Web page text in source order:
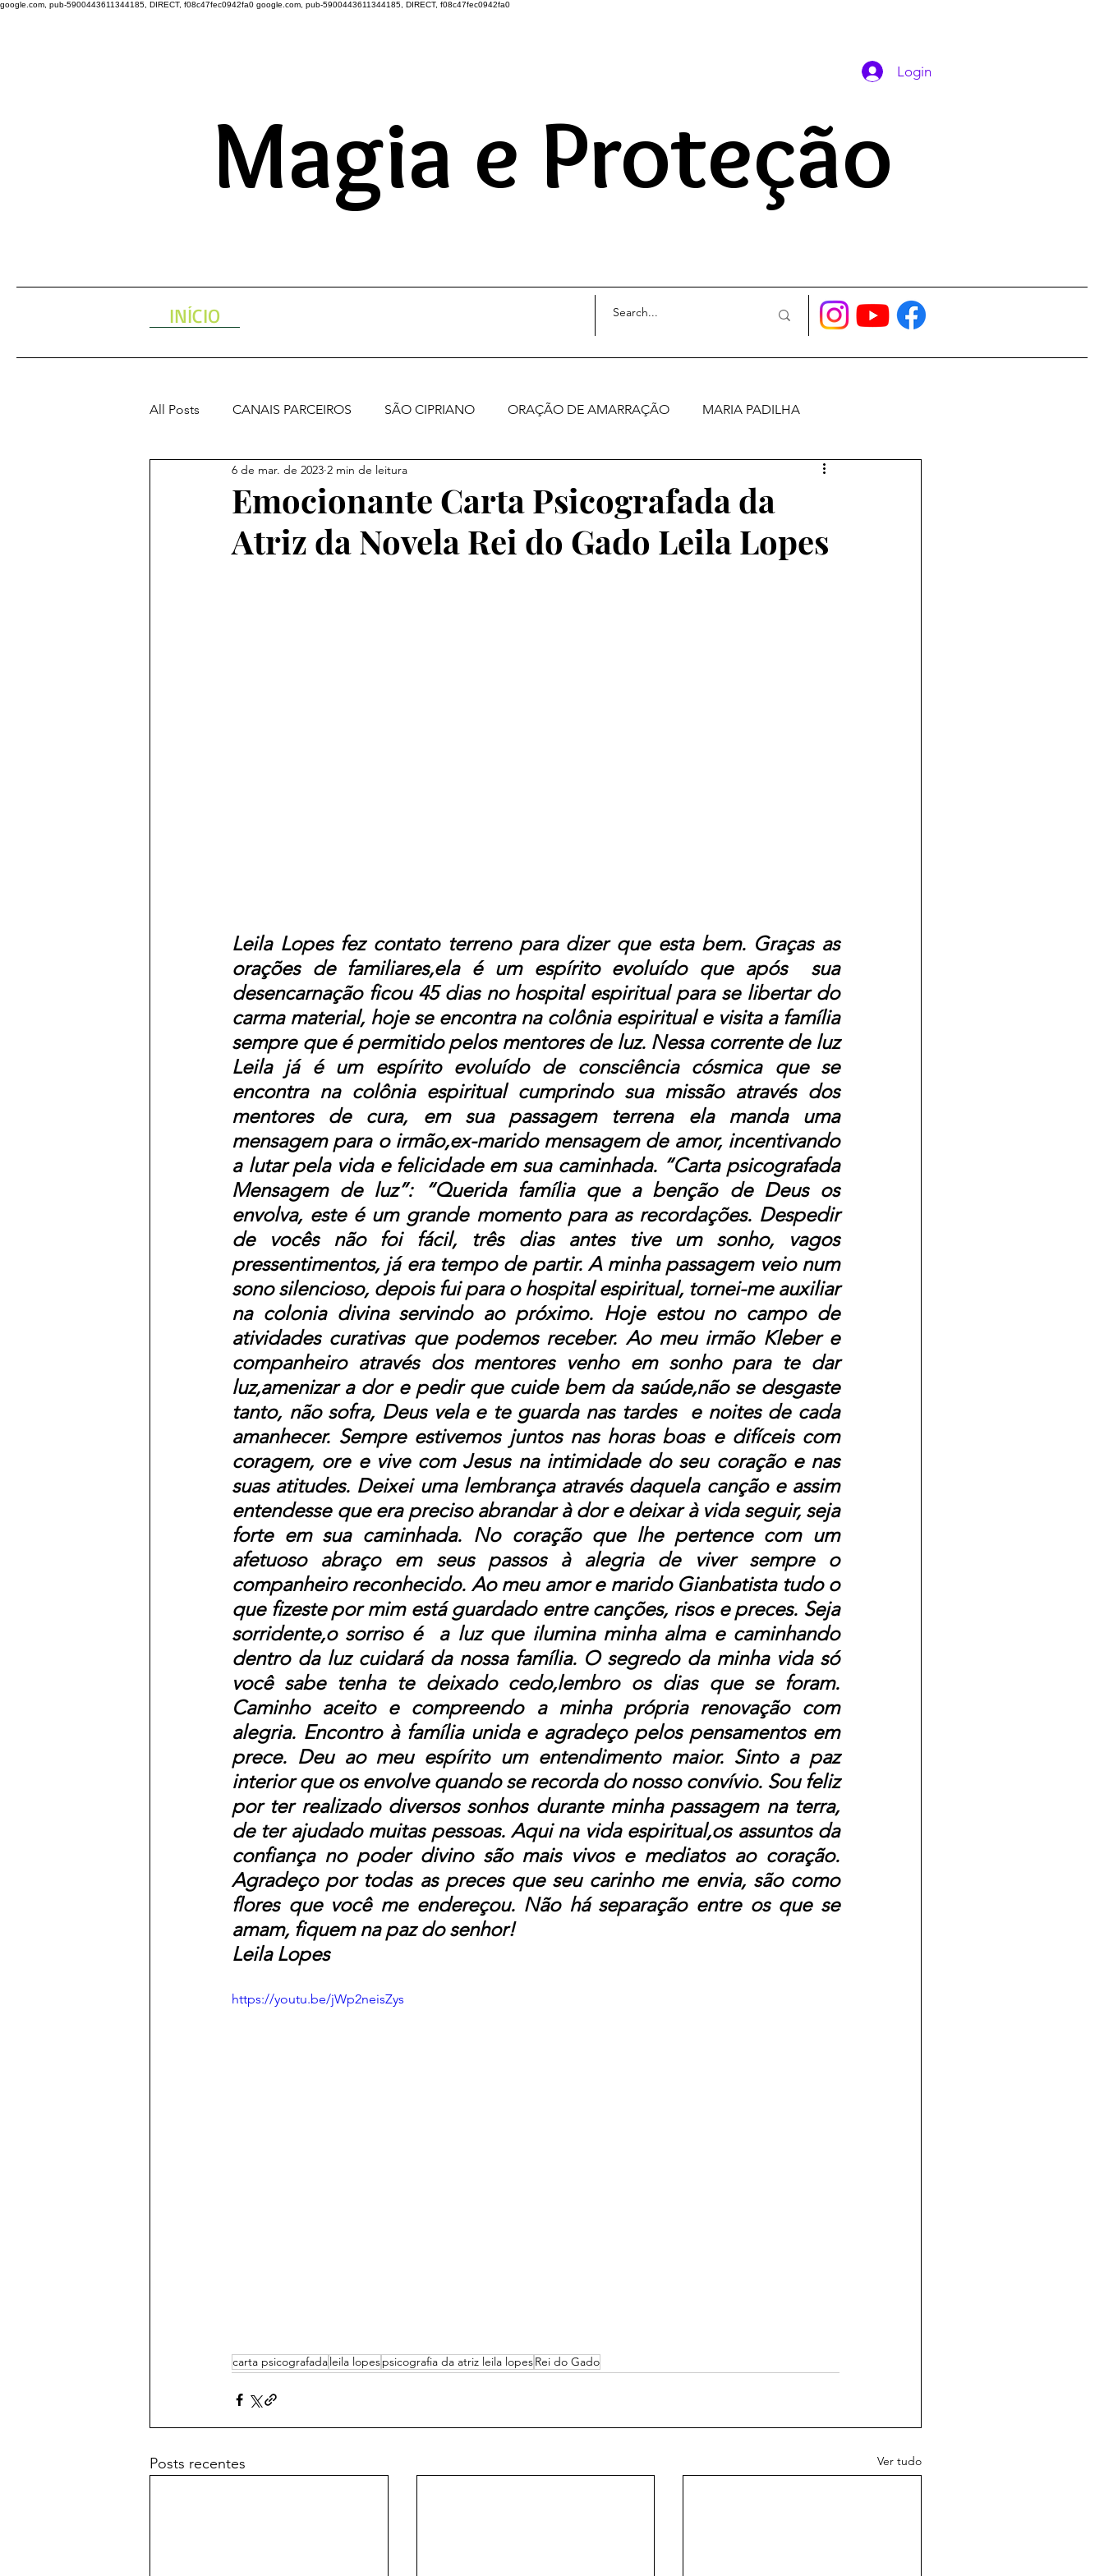
google.com, pub-5900443611344185, DIRECT, f08c47fec0942fa0 google.com, pub-5900443611344185, DIRECT, f08c47fec0942fa0
A ENERGIA DO UNIVERSO ATRAVÉS DAS ORAÇÕES
Magia e Proteção
Login
INÍCIO
All Posts CANAIS PARCEIROS SÃO CIPRIANO ORAÇÃO DE AMARRAÇÃO MARIA PADILHA
ORAÇÕES PODEROSAS
Emocionante Carta Psicografada da
Atriz da Novela Rei do Gado Leila Lopes
6 de mar. de 2023 2 min de leitura
Leila Lopes fez contato terreno para dizer que esta bem. Graças as
orações de familiares,ela é um espírito evoluído que após  sua
desencarnação ficou 45 dias no hospital espiritual para se libertar do
carma material, hoje se encontra na colônia espiritual e visita a família
sempre que é permitido pelos mentores de luz. Nessa corrente de luz
Leila já é um espírito evoluído de consciência cósmica que se
encontra na colônia espiritual cumprindo sua missão através dos
mentores de cura, em sua passagem terrena ela manda uma
mensagem para o irmão,ex-marido mensagem de amor, incentivando
a lutar pela vida e felicidade em sua caminhada. “Carta psicografada
Mensagem de luz”: “Querida família que a benção de Deus os
envolva, este é um grande momento para as recordações. Despedir
de vocês não foi fácil, três dias antes tive um sonho, vagos
pressentimentos, já era tempo de partir. A minha passagem veio num
sono silencioso, depois fui para o hospital espiritual, tornei-me auxiliar
na colonia divina servindo ao próximo. Hoje estou no campo de
atividades curativas que podemos receber. Ao meu irmão Kleber e
companheiro através dos mentores venho em sonho para te dar
luz,amenizar a dor e pedir que cuide bem da saúde,não se desgaste
tanto, não sofra, Deus vela e te guarda nas tardes  e noites de cada
amanhecer. Sempre estivemos juntos nas horas boas e difíceis com
coragem, ore e vive com Jesus na intimidade do seu coração e nas
suas atitudes. Deixei uma lembrança através daquela canção e assim
entendesse que era preciso abrandar à dor e deixar à vida seguir, seja
forte em sua caminhada. No coração que lhe pertence com um
afetuoso abraço em seus passos à alegria de viver sempre o
companheiro reconhecido. Ao meu amor e marido Gianbatista tudo o
que fizeste por mim está guardado entre canções, risos e preces. Seja
sorridente,o sorriso é  a luz que ilumina minha alma e caminhando
dentro da luz cuidará da nossa família. O segredo da minha vida só
você sabe tenha te deixado cedo,lembro os dias que se foram.
Caminho aceito e compreendo a minha própria renovação com
alegria. Encontro à família unida e agradeço pelos pensamentos em
prece. Deu ao meu espírito um entendimento maior. Sinto a paz
interior que os envolve quando se recorda do nosso convívio. Sou feliz
por ter realizado diversos sonhos durante minha passagem na terra,
de ter ajudado muitas pessoas. Aqui na vida espiritual,os assuntos da
confiança no poder divino são mais vivos e mediatos ao coração.
Agradeço por todas as preces que seu carinho me envia, são como
flores que você me endereçou. Não há separação entre os que se
amam, fiquem na paz do senhor!
Leila Lopes
https://youtu.be/jWp2neisZys
carta psicografadaleila lopespsicografia da atriz leila lopesRei do Gado
Posts recentes Ver tudo